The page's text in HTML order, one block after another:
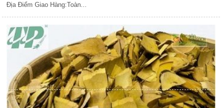
Địa Điểm Giao Hàng:Toàn...